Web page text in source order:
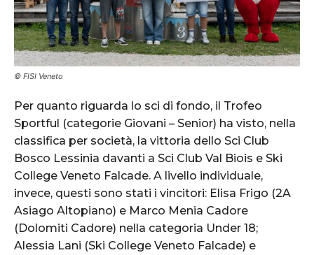
© FISI Veneto
Per quanto riguarda lo sci di fondo, il Trofeo
Sportful (categorie Giovani – Senior) ha visto, nella
classifica per società, la vittoria dello Sci Club
Bosco Lessinia davanti a Sci Club Val Biois e Ski
College Veneto Falcade. A livello individuale,
invece, questi sono stati i vincitori: Elisa Frigo (2A
Asiago Altopiano) e Marco Menia Cadore
(Dolomiti Cadore) nella categoria Under 18;
Alessia Lani (Ski College Veneto Falcade) e